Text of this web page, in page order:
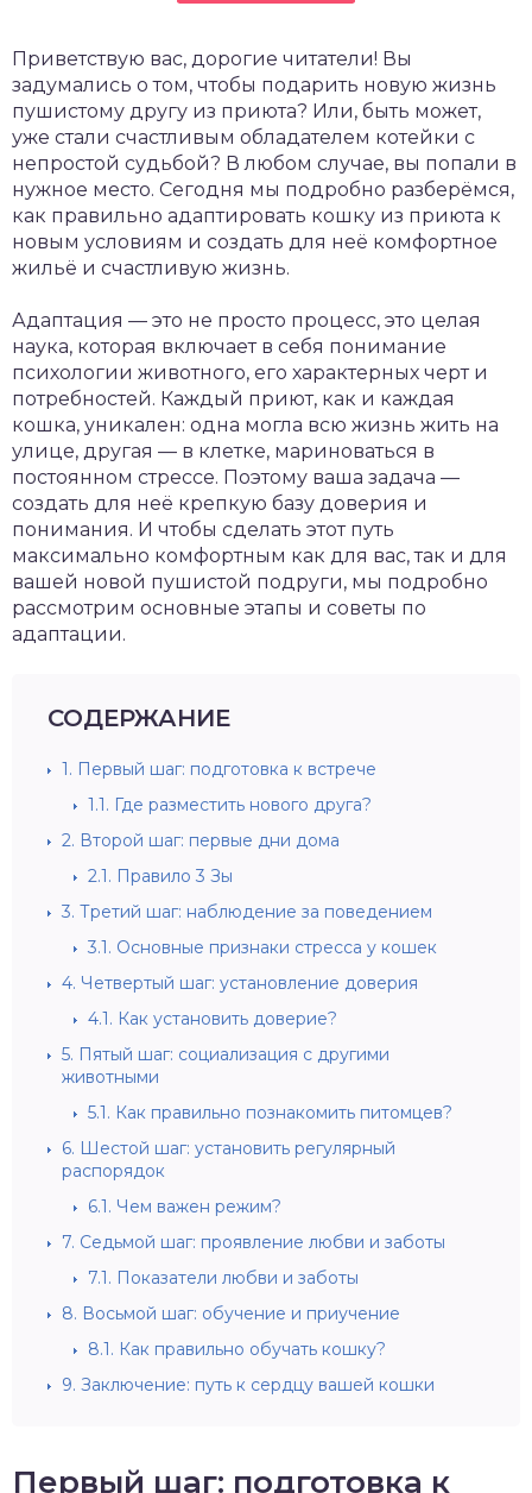
Приветствую вас, дорогие читатели! Вы
задумались о том, чтобы подарить новую жизнь
пушистому другу из приюта? Или, быть может,
уже стали счастливым обладателем котейки с
непростой судьбой? В любом случае, вы попали в
нужное место. Сегодня мы подробно разберёмся,
как правильно адаптировать кошку из приюта к
новым условиям и создать для неё комфортное
жильё и счастливую жизнь.
Адаптация — это не просто процесс, это целая
наука, которая включает в себя понимание
психологии животного, его характерных черт и
потребностей. Каждый приют, как и каждая
кошка, уникален: одна могла всю жизнь жить на
улице, другая — в клетке, мариноваться в
постоянном стрессе. Поэтому ваша задача —
создать для неё крепкую базу доверия и
понимания. И чтобы сделать этот путь
максимально комфортным как для вас, так и для
вашей новой пушистой подруги, мы подробно
рассмотрим основные этапы и советы по
адаптации.
СОДЕРЖАНИЕ
1. Первый шаг: подготовка к встрече
1.1. Где разместить нового друга?
2. Второй шаг: первые дни дома
2.1. Правило 3 Зы
3. Третий шаг: наблюдение за поведением
3.1. Основные признаки стресса у кошек
4. Четвертый шаг: установление доверия
4.1. Как установить доверие?
5. Пятый шаг: социализация с другими
животными
5.1. Как правильно познакомить питомцев?
6. Шестой шаг: установить регулярный
распорядок
6.1. Чем важен режим?
7. Седьмой шаг: проявление любви и заботы
7.1. Показатели любви и заботы
8. Восьмой шаг: обучение и приучение
8.1. Как правильно обучать кошку?
9. Заключение: путь к сердцу вашей кошки
Первый шаг: подготовка к